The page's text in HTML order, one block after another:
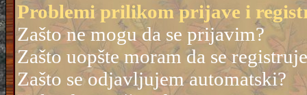
Problemi prilikom prijave i
Zašto ne mogu da se prijavim?
Zašto uopšte moram da se
Zašto se odjavljujem automatski?